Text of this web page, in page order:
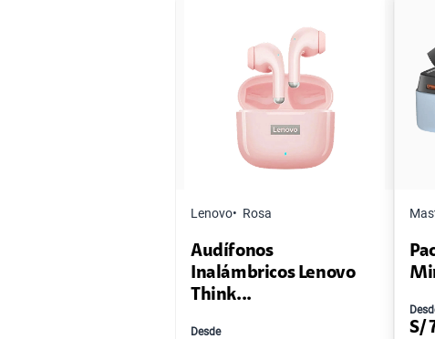
Lenovo Rosa
Audífonos
Inalámbricos Lenovo
Think...
Desde S/